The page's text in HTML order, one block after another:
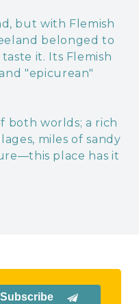
but with Flemish
belonged to
it. Its Flemish
"epicurean"
both worlds; a rich
miles of sandy
place has it
Subscribe